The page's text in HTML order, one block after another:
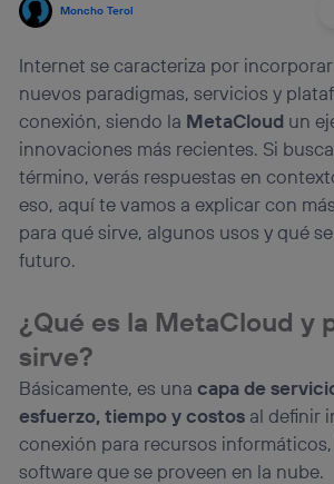
Moncho Terol
Internet se caracteriza por
nuevos paradigmas, servicios y
conexión, siendo la MetaCloud un
innovaciones más recientes. Si
término, verás respuestas en
eso, aquí te vamos a explicar con
para qué sirve, algunos usos y qué
futuro.
¿Qué es la MetaCloud y
sirve?
Básicamente, es unacapa de
esfuerzo, tiempo y costos al definir
conexión para recursos
software que se proveen en la nube.